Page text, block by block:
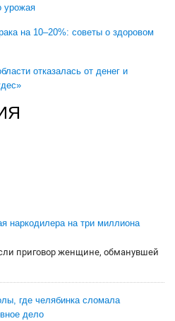
урожая
на 10–20%: советы о здоровом
отказалась от денег и
наркодилера на три миллиона
приговор женщине, обманувшей
где челябинка сломала
дело